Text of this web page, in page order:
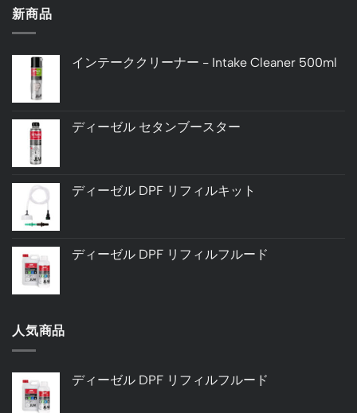
新商品
インテーククリーナー - Intake Cleaner 500ml
ディーゼル セタンブースター
ディーゼル DPF リフィルキット
ディーゼル DPF リフィルフルード
人気商品
ディーゼル DPF リフィルフルード